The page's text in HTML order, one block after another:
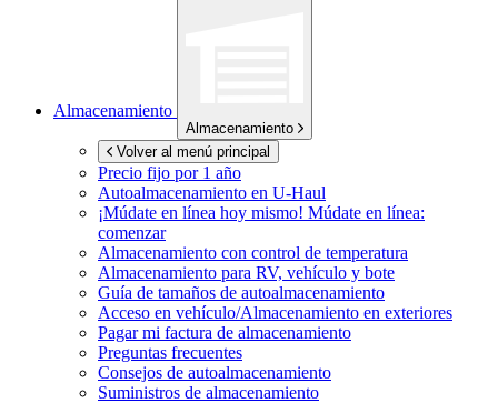
Almacenamiento
Almacenamiento
Volver al menú principal
Precio fijo por 1 año
Autoalmacenamiento en U-Haul
¡Múdate en línea hoy mismo! Múdate en línea:
comenzar
Almacenamiento con control de temperatura
Almacenamiento para RV, vehículo y bote
Guía de tamaños de autoalmacenamiento
Acceso en vehículo/Almacenamiento en exteriores
Pagar mi factura de almacenamiento
Preguntas frecuentes
Consejos de autoalmacenamiento
Suministros de almacenamiento